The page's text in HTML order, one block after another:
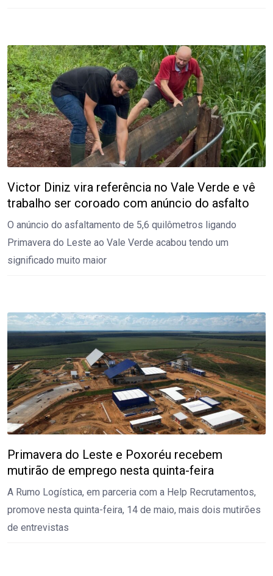
Victor Diniz vira referência no Vale Verde e vê
trabalho ser coroado com anúncio do asfalto
O anúncio do asfaltamento de 5,6 quilômetros ligando
Primavera do Leste ao Vale Verde acabou tendo um
significado muito maior
Primavera do Leste e Poxoréu recebem
mutirão de emprego nesta quinta-feira
A Rumo Logística, em parceria com a Help Recrutamentos,
promove nesta quinta-feira, 14 de maio, mais dois mutirões
de entrevistas